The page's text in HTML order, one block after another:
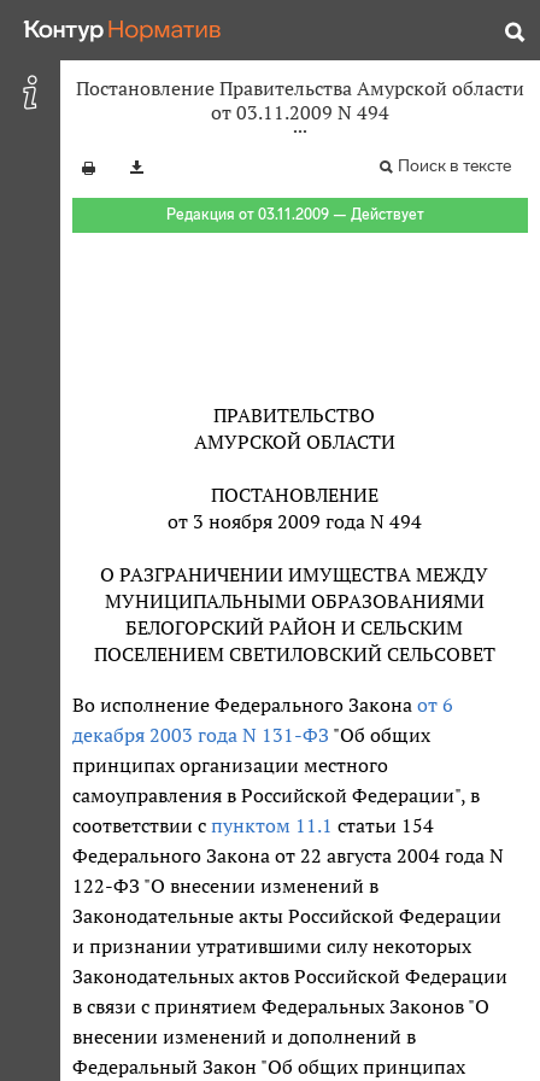
Постановление Правительства Амурской области
от 03.11.2009 N 494
Поиск в тексте
Редакция от 03.11.2009 — Действует
ПРАВИТЕЛЬСТВО
АМУРСКОЙ ОБЛАСТИ
ПОСТАНОВЛЕНИЕ
от 3 ноября 2009 года N 494
О РАЗГРАНИЧЕНИИ ИМУЩЕСТВА МЕЖДУ
МУНИЦИПАЛЬНЫМИ ОБРАЗОВАНИЯМИ
БЕЛОГОРСКИЙ РАЙОН И СЕЛЬСКИМ
ПОСЕЛЕНИЕМ СВЕТИЛОВСКИЙ СЕЛЬСОВЕТ
Во исполнение Федерального Закона от 6
декабря 2003 года N 131-ФЗ "Об общих
принципах организации местного
самоуправления в Российской Федерации", в
соответствии с пунктом 11.1 статьи 154
Федерального Закона от 22 августа 2004 года N
122-ФЗ "О внесении изменений в
Законодательные акты Российской Федерации
и признании утратившими силу некоторых
Законодательных актов Российской Федерации
в связи с принятием Федеральных Законов "О
внесении изменений и дополнений в
Федеральный Закон "Об общих принципах